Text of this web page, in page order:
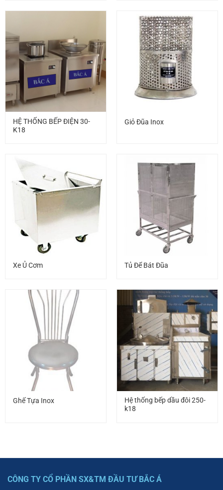
HỆ THỐNG BẾP ĐIỆN 30-
K18
Giỏ Đũa Inox
Xe Ủ Cơm Tủ Để Bát Đũa
Ghế Tựa Inox
Hệ thống bếp dầu đôi 250-
k18
CÔNG TY CỔ PHẦN SX&TM ĐẦU TƯ BẮC Á